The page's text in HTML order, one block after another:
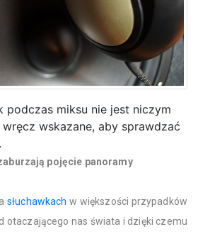
podczas miksu nie jest niczym
wskazane, aby sprawdzać
pojęcie panoramy
słuchawkach w większości przypadków
otaczającego nas świata i dzięki czemu